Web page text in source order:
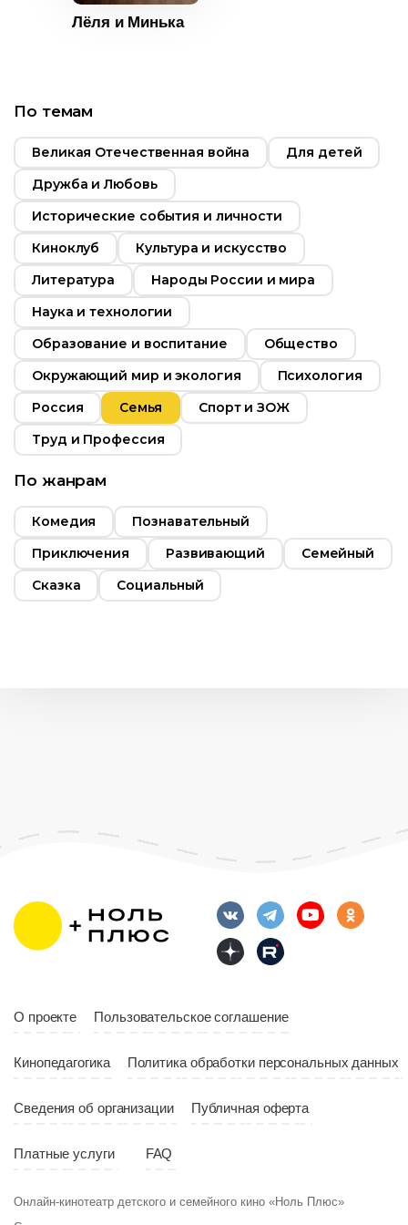
Лёля и Минька
По темам
Великая Отечественная война
Для детей
Дружба и Любовь
Исторические события и личности
Киноклуб
Культура и искусство
Литература
Народы России и мира
Наука и технологии
Образование и воспитание
Общество
Окружающий мир и экология
Психология
Россия
Семья
Спорт и ЗОЖ
Труд и Профессия
По жанрам
Комедия
Познавательный
Приключения
Развивающий
Семейный
Сказка
Социальный
О проекте Пользовательское соглашение
Кинопедагогика Политика обработки персональных данных
Сведения об организации Публичная оферта
Платные услуги FAQ
Онлайн-кинотеатр детского и семейного кино «Ноль Плюс»